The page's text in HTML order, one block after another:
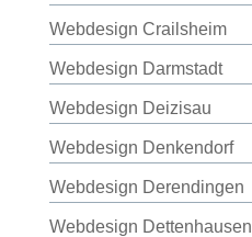
Webdesign Crailsheim
Webdesign Darmstadt
Webdesign Deizisau
Webdesign Denkendorf
Webdesign Derendingen
Webdesign Dettenhausen